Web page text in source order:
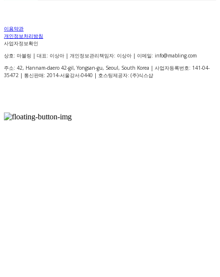
이용약관
개인정보처리방침
사업자정보확인
상호: 마블링 | 대표: 이상아 | 개인정보관리책임자: 이상아 | 이메일: info@mabling.com
주소: 42, Hannam-daero 42-gil, Yongsan-gu, Seoul, South Korea | 사업자등록번호: 141-04-
35472 | 통신판매: 2014-서울강서-0440 | 호스팅제공자: (주)식스샵